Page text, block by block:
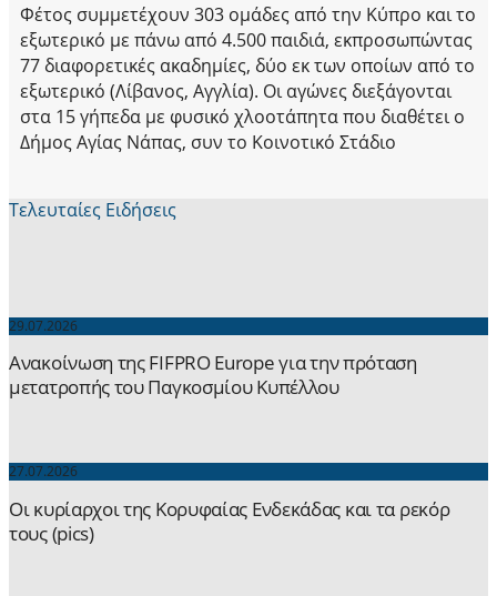
Φέτος συμμετέχουν 303 ομάδες από την Κύπρο και το
εξωτερικό με πάνω από 4.500 παιδιά, εκπροσωπώντας
77 διαφορετικές ακαδημίες, δύο εκ των οποίων από το
εξωτερικό (Λίβανος, Αγγλία). Οι αγώνες διεξάγονται
στα 15 γήπεδα με φυσικό χλοοτάπητα που διαθέτει ο
Δήμος Αγίας Νάπας, συν το Κοινοτικό Στάδιο
Τελευταίες Ειδήσεις
29.07.2026
Ανακοίνωση της FIFPRO Europe για την πρόταση
μετατροπής του Παγκοσμίου Κυπέλλου
27.07.2026
Οι κυρίαρχοι της Κορυφαίας Ενδεκάδας και τα ρεκόρ
τους (pics)